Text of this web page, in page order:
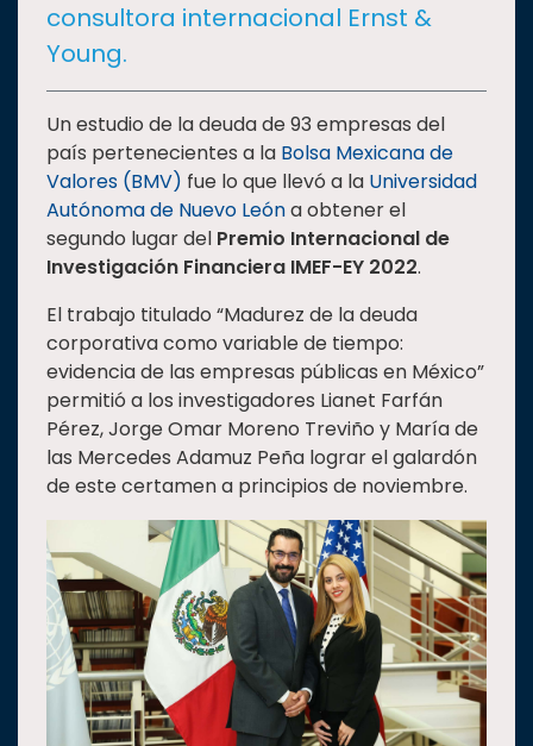
SUSTENTABILIDAD
TEMAS
Oferta
educativa
Estudiantes
Investigación
Internacionalización
Responsabilidad
social
Vinculación
Historia
Universiada
Nacional
consultora internacional Ernst &
Young.
Un estudio de la deuda de 93 empresas del
país pertenecientes a la Bolsa Mexicana de
Valores (BMV) fue lo que llevó a la Universidad
Autónoma de Nuevo Leóna obtener el
segundo lugar del Premio Internacional de
Investigación Financiera IMEF-EY 2022.
El trabajo titulado “Madurez de la deuda
corporativa como variable de tiempo:
evidencia de las empresas públicas en México”
permitió a los investigadores Lianet Farfán
Pérez, Jorge Omar Moreno Treviño y María de
las Mercedes Adamuz Peña lograr el galardón
de este certamen a principios de noviembre.